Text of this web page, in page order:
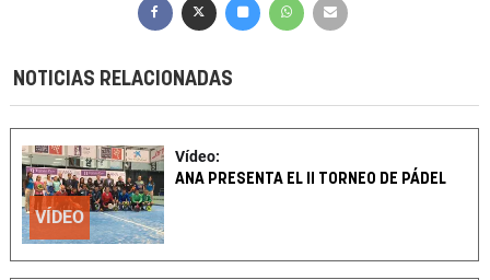
NOTICIAS RELACIONADAS
VÍDEO
Vídeo:
ANA PRESENTA EL II TORNEO DE PÁDEL